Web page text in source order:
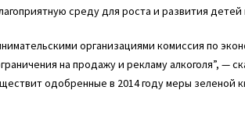
среду для роста и развития
организациями комиссия по
на продажу и рекламу алкоголя”, —
одобренные в 2014 году меры зеленой